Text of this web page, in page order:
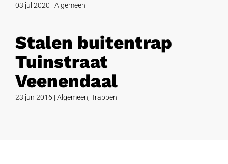
03 jul 2020 | Algemeen
Stalen buitentrap
Tuinstraat
Veenendaal
23 jun 2016 | Algemeen Trappen